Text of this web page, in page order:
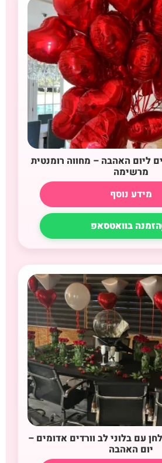
ליום האהבה – מחווה רומנטית
מרשימה
מידע נוסף
הזמנה בוואטסאפ
עם בלוני לב וורדים אדומים –
יום האהבה